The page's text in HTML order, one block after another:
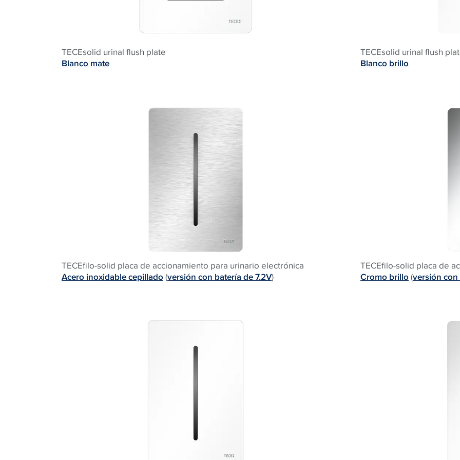
TECEsolid urinal flush plate
Blanco mate
TECEfilo-solid placa de accionamiento para urinario electrónica
Acero inoxidable cepillado (versión con batería de 7.2V)
TECEsolid urinal flush
Blanco brillo
TECEfilo-solid placa de
Cromo brillo (versión con